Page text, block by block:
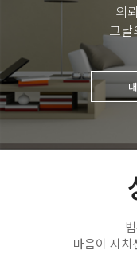
의
그
마음이 지치